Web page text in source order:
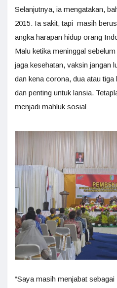
Selanjutnya, ia mengatakan,
2015. Ia sakit, tapi masih
angka harapan hidup orang
Malu ketika meninggal
jaga kesehatan, vaksin jangan
dan kena corona, dua atau tiga
dan penting untuk lansia.
menjadi mahluk sosial
“Saya masih menjabat